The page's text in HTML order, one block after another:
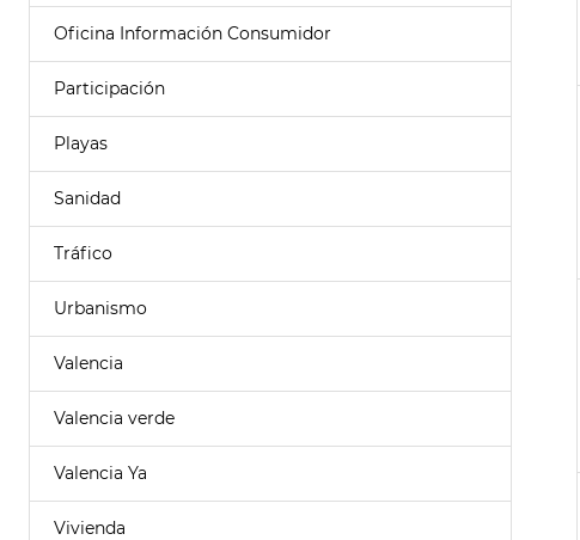
Oficina Información Consumidor
Participación
Playas
Sanidad
Tráfico
Urbanismo
Valencia
Valencia verde
Valencia Ya
Vivienda